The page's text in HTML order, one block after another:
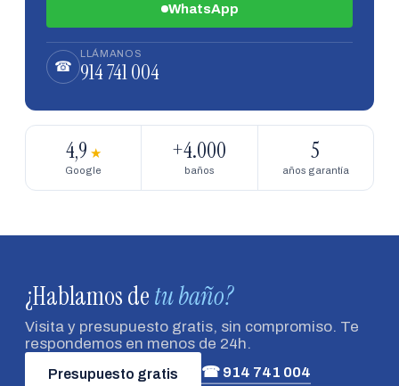
WhatsApp
☎
LLÁMANOS
914 741 004
4,9 ★
Google
+4.000
baños
5
años garantía
¿Hablamos detu baño?
Visita y presupuesto gratis, sin compromiso. Te
respondemos en menos de 24h.
Presupuesto gratis ☎ 914 741 004